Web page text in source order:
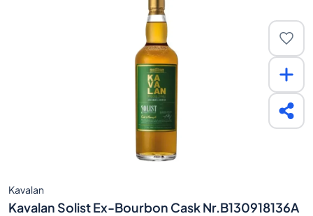
Kavalan
Kavalan Solist Ex-Bourbon Cask Nr.B130918136A